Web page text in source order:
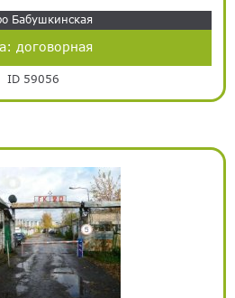
Бабушкинская
договорная
ID 59056